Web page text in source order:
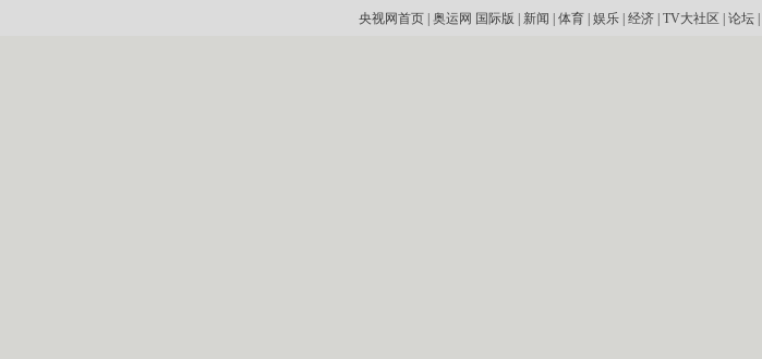
央视网首页| 奥运网 国际版 新闻 体育| 娱乐| 经济| TV大社区 论坛|